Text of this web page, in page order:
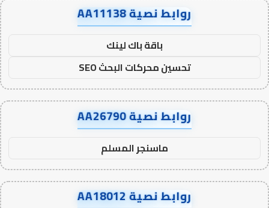
روابط نصية AA11138
باقة باك لينك
تحسين محركات البحث SEO
روابط نصية AA26790
ماسنجر المسلم
روابط نصية AA18012